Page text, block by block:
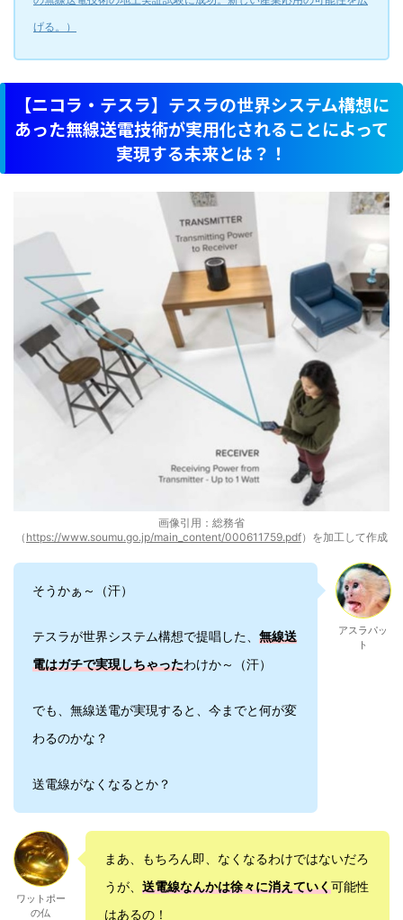
げる。）
【ニコラ・テスラ】テスラの世界システム構想に
あった無線送電技術が実用化されることによって
実現する未来とは？！
画像引用：総務省
（ https://www.soumu.go.jp/main_content/000611759.pdf）を加工して作成
そうかぁ～（汗）
テスラが世界システム構想で提唱した、 無線送
電はガチで実現しちゃったわけか～（汗）
でも、無線送電が実現すると、今までと何が変
わるのかな？
送電線がなくなるとか？
アスラパッ
ト
ワットポー
の仏
まあ、もちろん即、なくなるわけではないだろ
うが、 送電線なんかは徐々に消えていく可能性
はあるの！